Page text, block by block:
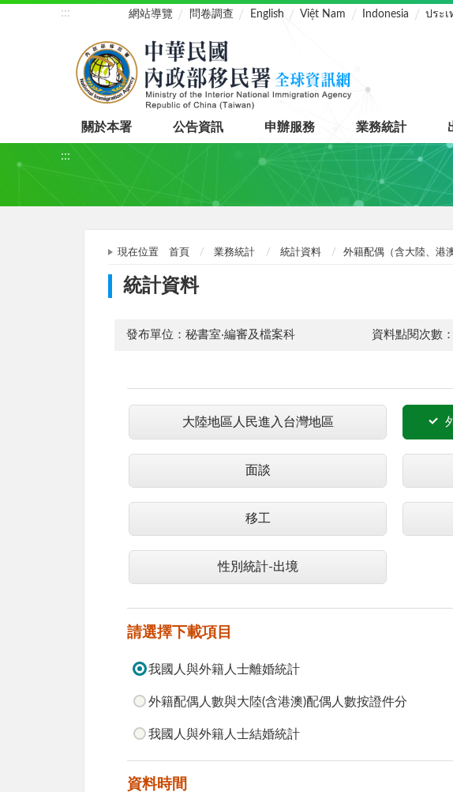
::: 網站導覽 問卷調查 English Việt Nam Indonesia ประเ
關於本署 公告資訊 申辦服務 業務統計
:::
現在位置 首頁 業務統計 統計資料 外籍配偶（含大陸、港
統計資料
發布單位：秘書室‧編審及檔案科 資料點閱次數
大陸地區人民進入台灣地區
面談
移工
性別統計-出境
請選擇下載項目
我國人與外籍人士離婚統計
外籍配偶人數與大陸(含港澳)配偶人數按證件分
我國人與外籍人士結婚統計
資料時間